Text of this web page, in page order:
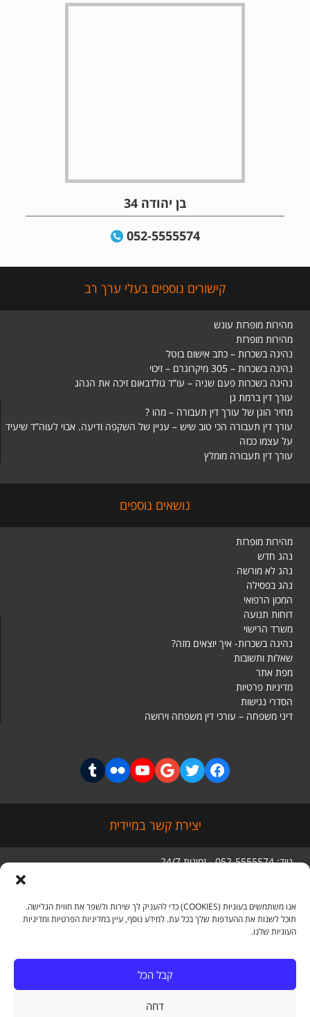
אנו משתמשים בעוגיות (COOKIES) כדי להעניק לך שירות ולשפר את חווית הגלישה.
תוכל לשנות את ההעדפות שלך בכל עת. למידע נוסף, עיין במדיניות הפרטיות ומדיניות
העוגיות שלנו.
קבל הכל
דחה
בן יהודה 34
052-5555574
קישורים נוספים בעלי ערך רב
מהירות מופרזת עונש
מהירות מופרזת
נהיגה בשכרות – כתב אישום בוטל
נהיגה בשכרות – 305 מיקרוגרם – זיכוי
נהיגה בשכרות פעם שניה – עו”ד גולדבאום זיכה את הנהג
עורך דין ברמת גן
מחיר הוגן של עורך דין תעבורה – מהו ?
עורך דין תעבורה הכי טוב שיש – עניין של השקפה ודיעה. אבוי לעוה”ד שיעיד
על עצמו ככזה
עורך דין תעבורה מומלץ
נושאים נוספים
מהירות מופרזת
נהג חדש
נהג לא מורשה
נהג בפסילה
המכון הרפואי
דוחות תנועה
משרד הרישוי
נהיגה בשכרות- איך יוצאים מזה?
שאלות ותשובות
מפת אתר
מדיניות פרטיות
הסדרי נגישות
דיני משפחה – עורכי דין משפחה וירושה
יצירת קשר במיידית
נייד: 052-5555574 - זמינות 24/7
בני ברק